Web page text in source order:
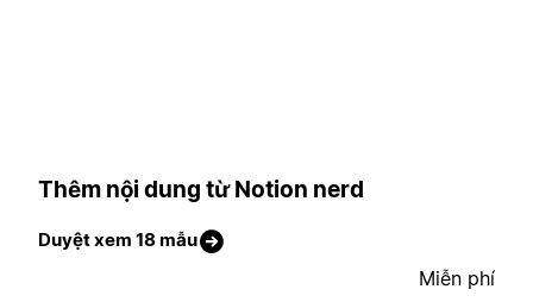
Thêm nội dung từ Notion nerd
Duyệt xem 18 mẫu
Miễn phí